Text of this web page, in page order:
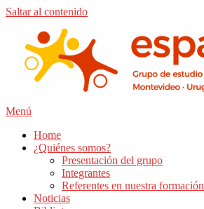
Saltar al contenido
Menú
Home
¿Quiénes somos?
Presentación del grupo
Integrantes
Referentes en nuestra formación
Noticias